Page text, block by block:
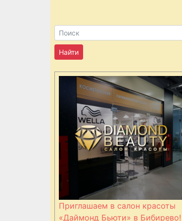
Приглашаем в салон красоты
«Даймонд Бьюти» в Бибирево!